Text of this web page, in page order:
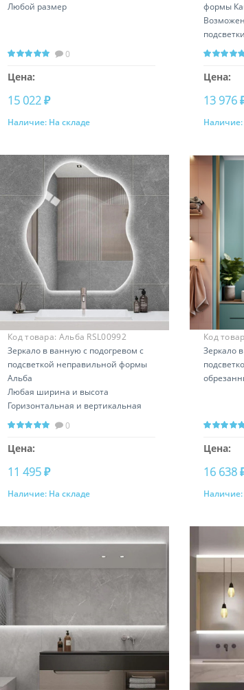
Любой размер
0
Цена:
15 022 ₽
Купить
Наличие: На складе
формы
подсветки
Цена:
13 976
Наличие:
Код товара: Альба RSL00992
Зеркало в ванную с подогревом с
подсветкой неправильной формы
Альба
Любая ширина и высота
Горизонтальная и вертикальная
установка
0
Цена:
11 495 ₽
Купить
Наличие: На складе
Код
Зеркало
Цена:
16 638
Наличие: